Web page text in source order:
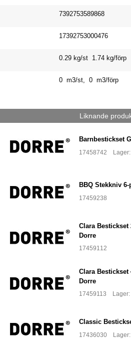
7392753589868
17392753000476
0.29 kg/st 1.74 kg/förp
0 m3/st, 0 m3/förp
Liknande
Barnbestickset
17458742 Lager:
BBQ Stekkniv
17459238
Clara Bestickset
Dorre
17459112
Clara Bestickset
Dorre
17459113 Lager:
Classic
17436030 Lager: